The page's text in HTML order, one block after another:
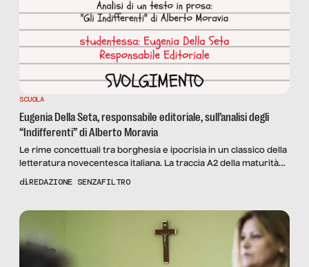
SCUOLA
Eugenia Della Seta, responsabile editoriale, sull’analisi degli
“Indifferenti” di Alberto Moravia
Le rime concettuali tra borghesia e ipocrisia in un classico della
letteratura novecentesca italiana. La traccia A2 della maturità
2023 svolta da Eugenia Della Seta, responsabile editoriale di
diREDAZIONE SENZAFILTRO